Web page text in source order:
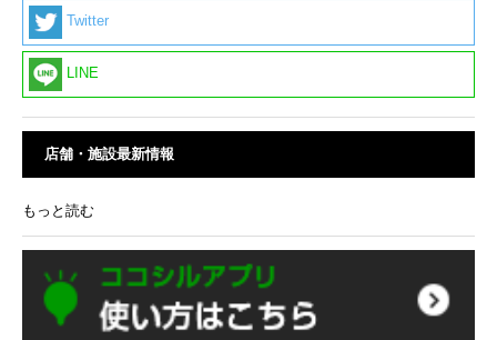
Twitter
LINE
店舗・施設最新情報
もっと読む